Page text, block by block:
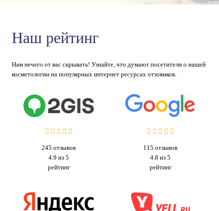
Наш рейтинг
Нам нечего от вас скрывать! Узнайте, что думают посетители о нашей
косметологии на популярных интернет ресурсах отзовиков.
245 отзывов
4.9 из 5
рейтинг
115 отзывов
4.8 из 5
рейтинг